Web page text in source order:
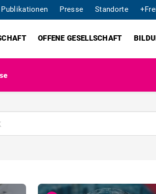
Publikationen Presse Standorte
OFFENE GESELLSCHAFT